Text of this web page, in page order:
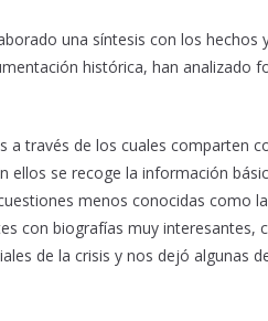
una síntesis con los hechos
histórica, han analizado
través de los cuales comparten
ellos se recoge la información
menos conocidas como la
con biografías muy interesantes,
de la crisis y nos dejó algunas